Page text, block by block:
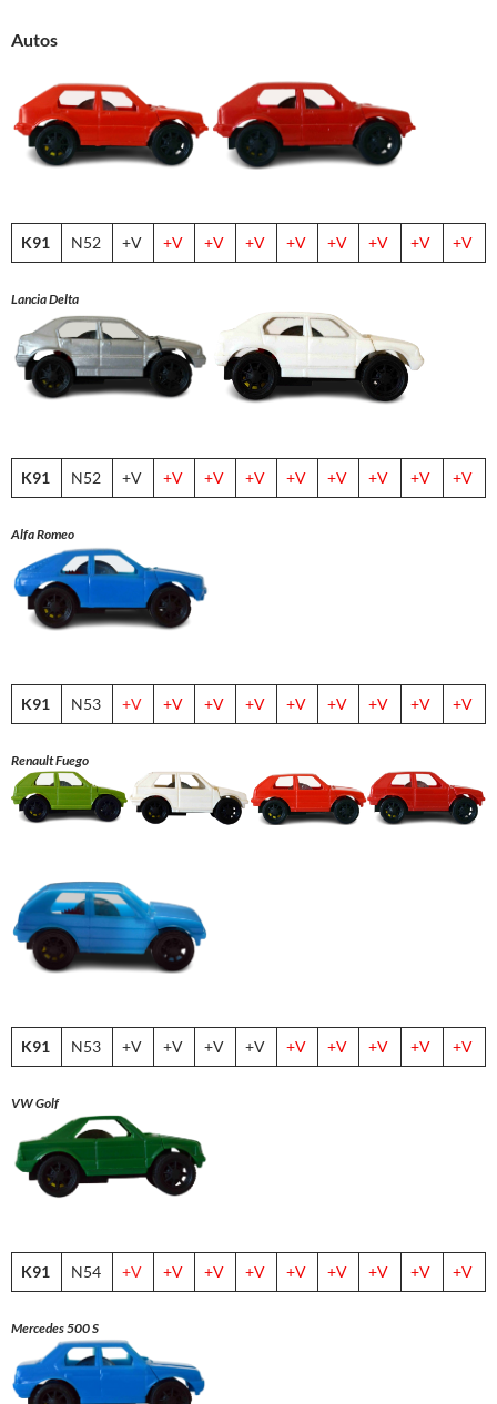
Autos
K91 N52 +V +V +V +V +V +V +V +V +V
Lancia Delta
K91 N52 +V +V +V +V +V +V +V +V +V
Alfa Romeo
K91 N53 +V +V +V +V +V +V +V +V +V
Renault Fuego
K91 N53 +V +V +V +V +V +V +V +V +V
VW Golf
K91 N54 +V +V +V +V +V +V +V +V +V
Mercedes 500 S